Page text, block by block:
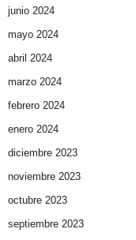
junio 2024
mayo 2024
abril 2024
marzo 2024
febrero 2024
enero 2024
diciembre 2023
noviembre 2023
octubre 2023
septiembre 2023